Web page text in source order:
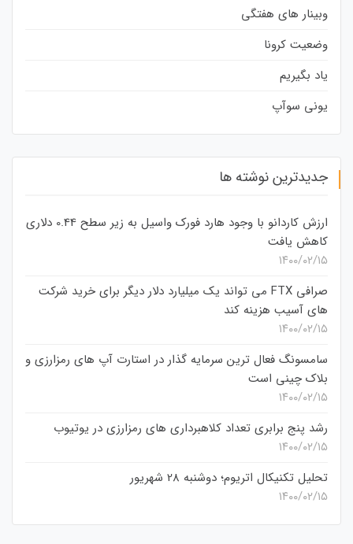
وبینار های هفتگی
وضعیت کرونا
یاد بگیریم
یونی سوآپ
جدیدترین نوشته ها
ارزش کاردانو با وجود هارد فورک واسیل به زیر سطح 0.44 دلاری
کاهش یافت
۱۴۰۰/۰۲/۱۵
صرافی FTX می تواند یک میلیارد دلار دیگر برای خرید شرکت
های آسیب هزینه کند
۱۴۰۰/۰۲/۱۵
سامسونگ فعال‌ ترین سرمایه‌ گذار در استارت‌ آپ‌ های رمزارزی و
بلاک چینی است
۱۴۰۰/۰۲/۱۵
رشد پنج برابری تعداد کلاهبرداری های رمزارزی در یوتیوب
۱۴۰۰/۰۲/۱۵
تحلیل تکنیکال اتریوم؛ دوشنبه 28 شهریور
۱۴۰۰/۰۲/۱۵